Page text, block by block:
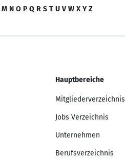
M N O P Q R S T U V W X Y Z
Hauptbereiche
Mitgliederverzeichnis
Jobs Verzeichnis
Unternehmen
Berufsverzeichnis